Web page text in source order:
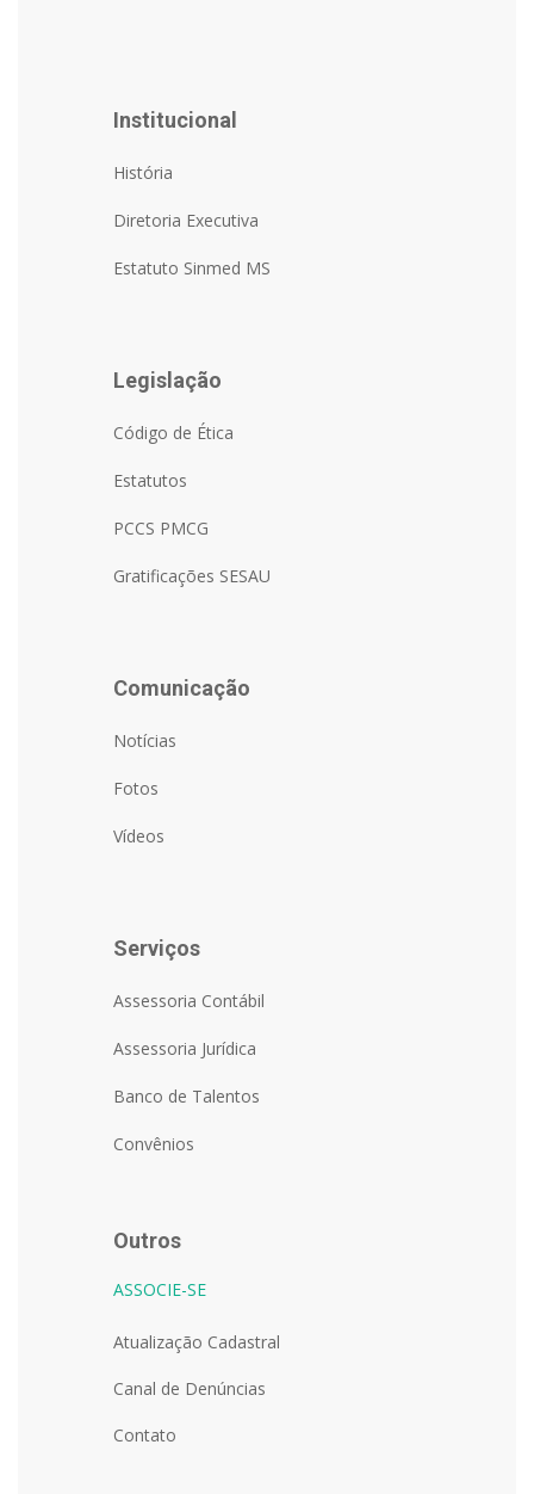
Institucional
História
Diretoria Executiva
Estatuto Sinmed MS
Legislação
Código de Ética
Estatutos
PCCS PMCG
Gratificações SESAU
Comunicação
Notícias
Fotos
Vídeos
Serviços
Assessoria Contábil
Assessoria Jurídica
Banco de Talentos
Convênios
Outros
ASSOCIE-SE
Atualização Cadastral
Canal de Denúncias
Contato